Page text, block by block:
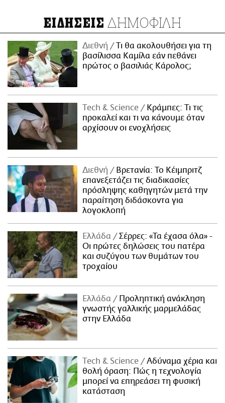
ΕΙΔΗΣΕΙΣ ΔΗΜΟΦΙΛΗ
Διεθνή
Τι θα ακολουθήσει για τη
βασίλισσα Καμίλα εάν πεθάνει
πρώτος ο βασιλιάς Κάρολος;
Τech & Science
Κράμπες: Τι τις
προκαλεί και τι να κάνουμε όταν
αρχίσουν οι ενοχλήσεις
Διεθνή
Βρετανία: Το Κέιμπριτζ
επανεξετάζει τις διαδικασίες
πρόσληψης καθηγητών μετά την
παραίτηση διδάσκοντα για
λογοκλοπή
Ελλάδα
Σέρρες: «Τα έχασα όλα» -
Οι πρώτες δηλώσεις του πατέρα
και συζύγου των θυμάτων του
τροχαίου
Ελλάδα
Προληπτική ανάκληση
γνωστής γαλλικής μαρμελάδας
στην Ελλάδα
Τech & Science
Αδύναμα χέρια και
θολή όραση: Πώς η τεχνολογία
μπορεί να επηρεάσει τη φυσική
κατάσταση